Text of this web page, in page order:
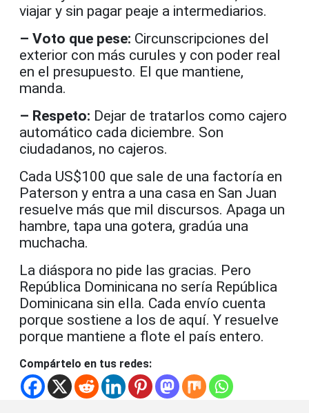
viajar y sin pagar peaje a intermediarios.
– Voto que pese: Circunscripciones del
exterior con más curules y con poder real
en el presupuesto. El que mantiene,
manda.
– Respeto: Dejar de tratarlos como cajero
automático cada diciembre. Son
ciudadanos, no cajeros.
Cada US$100 que sale de una factoría en
Paterson y entra a una casa en San Juan
resuelve más que mil discursos. Apaga un
hambre, tapa una gotera, gradúa una
muchacha.
La diáspora no pide las gracias. Pero
República Dominicana no sería República
Dominicana sin ella. Cada envío cuenta
porque sostiene a los de aquí. Y resuelve
porque mantiene a flote el país entero.
Compártelo en tus redes: